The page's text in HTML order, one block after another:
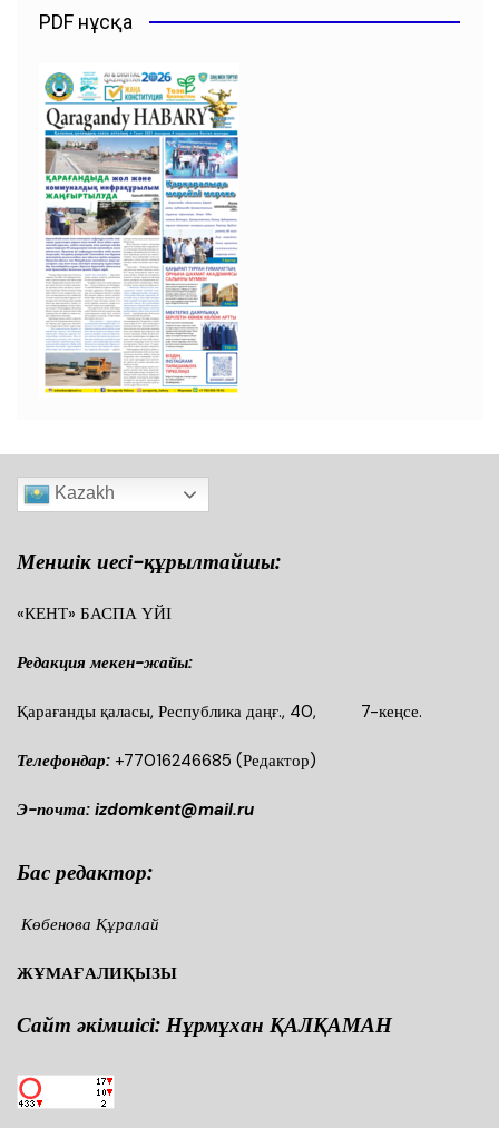
PDF нұсқа
Kazakh
Меншік иесі-құрылтайшы:
«КЕНТ» БАСПА ҮЙІ
Редакция мекен-жайы:
Қарағанды қаласы, Республика даңғ., 40, 7-кеңсе.
Телефондар: +77016246685 (Редактор)
Э-почта: izdomkent@mail.ru
Бас редактор:
Көбенова Құралай
ЖҰМАҒАЛИҚЫЗЫ
Сайт әкімшісі: Нұрмұхан ҚАЛҚАМАН